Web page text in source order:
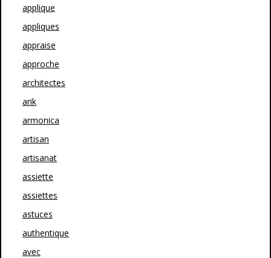
applique
appliques
appraise
approche
architectes
arik
armonica
artisan
artisanat
assiette
assiettes
astuces
authentique
avec